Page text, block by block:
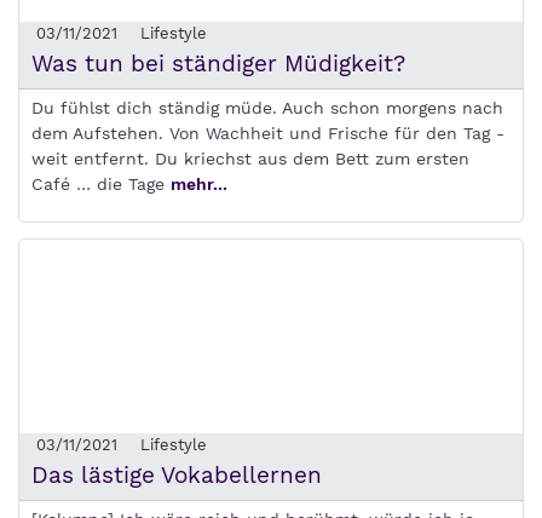
03/11/2021 Lifestyle
Was tun bei ständiger Müdigkeit?
Du fühlst dich ständig müde. Auch schon morgens nach
dem Aufstehen. Von Wachheit und Frische für den Tag -
weit entfernt. Du kriechst aus dem Bett zum ersten
Café … die Tage mehr...
03/11/2021 Lifestyle
Das lästige Vokabellernen